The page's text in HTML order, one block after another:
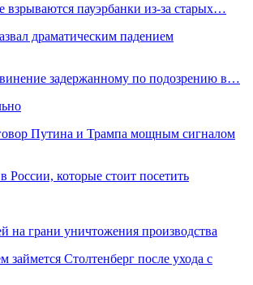
взрываются пауэрбанки из-за старых…
драматическим падением
задержанному по подозрению в…
Путина и Трампа мощным сигналом
России, которые стоит посетить
на грани уничтожения производства
займется Столтенберг после ухода с